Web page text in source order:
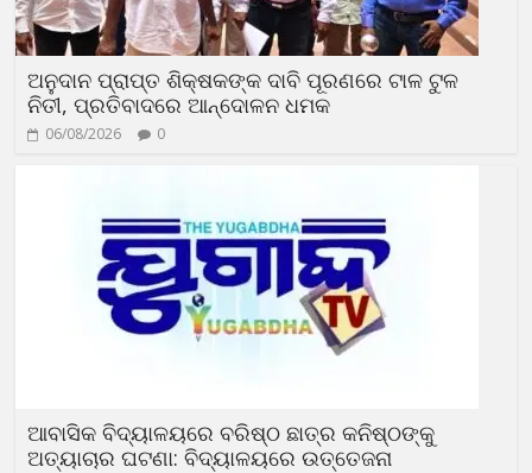
ଅନୁଦାନ ପ୍ରାପ୍ତ ଶିକ୍ଷକଙ୍କ ଦାବି ପୂରଣରେ ଟାଳ ଟୁଳ
ନିତୀ, ପ୍ରତିବାଦରେ ଆନ୍ଦୋଳନ ଧମକ
06/08/2026 0
ଆବାସିକ ବିଦ୍ୟାଳୟରେ ବରିଷ୍ଠ ଛାତ୍ର କନିଷ୍ଠଙ୍କୁ
ଅତ୍ୟାଚାର ଘଟଣା: ବିଦ୍ୟାଳୟରେ ଉତ୍ତେଜନା